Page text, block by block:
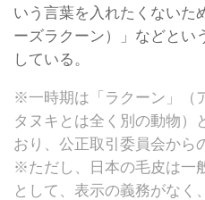
いう言葉を入れたくないた
ーズラクーン）」などとい
している。
※一時期は「ラクーン」（
タヌキとは全く別の動物）
おり、公正取引委員会から
※ただし、日本の毛皮は一
として、表示の義務がなく